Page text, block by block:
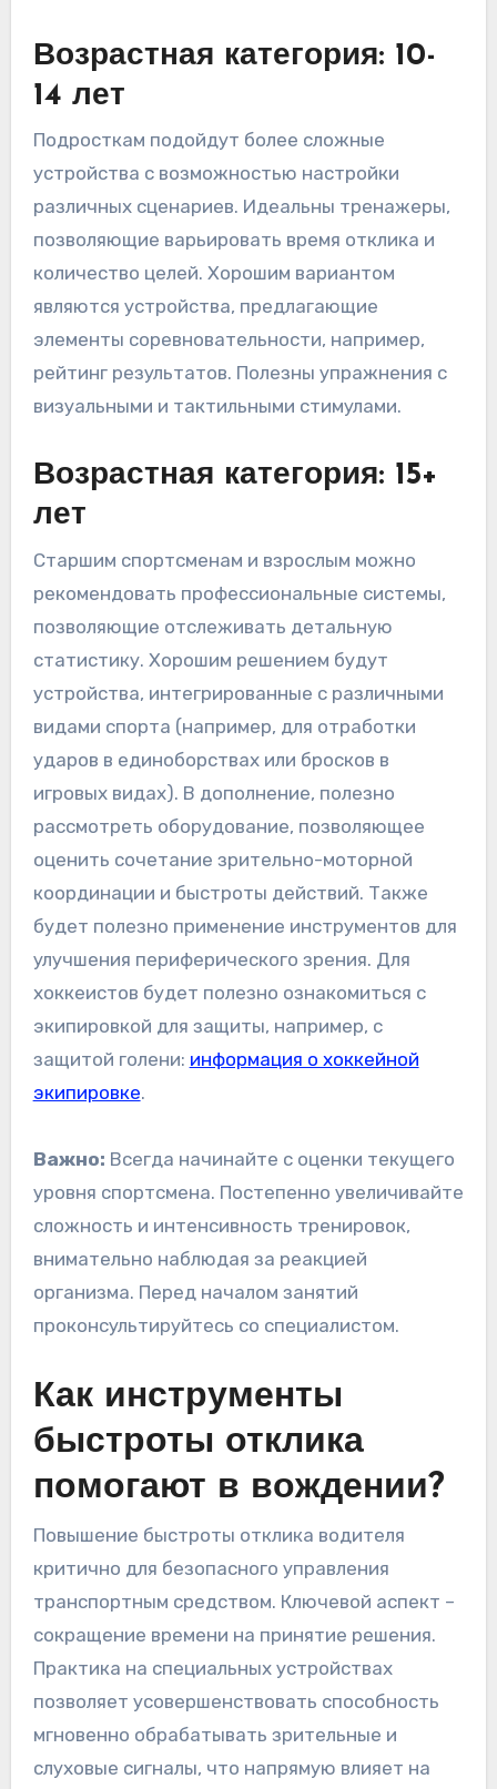
Возрастная категория: 10-
14 лет
Подросткам подойдут более сложные
устройства с возможностью настройки
различных сценариев. Идеальны тренажеры,
позволяющие варьировать время отклика и
количество целей. Хорошим вариантом
являются устройства, предлагающие
элементы соревновательности, например,
рейтинг результатов. Полезны упражнения с
визуальными и тактильными стимулами.
Возрастная категория: 15+
лет
Старшим спортсменам и взрослым можно
рекомендовать профессиональные системы,
позволяющие отслеживать детальную
статистику. Хорошим решением будут
устройства, интегрированные с различными
видами спорта (например, для отработки
ударов в единоборствах или бросков в
игровых видах). В дополнение, полезно
рассмотреть оборудование, позволяющее
оценить сочетание зрительно-моторной
координации и быстроты действий. Также
будет полезно применение инструментов для
улучшения периферического зрения. Для
хоккеистов будет полезно ознакомиться с
экипировкой для защиты, например, с
защитой голени: информация о хоккейной
экипировке.
Важно: Всегда начинайте с оценки текущего
уровня спортсмена. Постепенно увеличивайте
сложность и интенсивность тренировок,
внимательно наблюдая за реакцией
организма. Перед началом занятий
проконсультируйтесь со специалистом.
Как инструменты
быстроты отклика
помогают в вождении?
Повышение быстроты отклика водителя
критично для безопасного управления
транспортным средством. Ключевой аспект –
сокращение времени на принятие решения.
Практика на специальных устройствах
позволяет усовершенствовать способность
мгновенно обрабатывать зрительные и
слуховые сигналы, что напрямую влияет на